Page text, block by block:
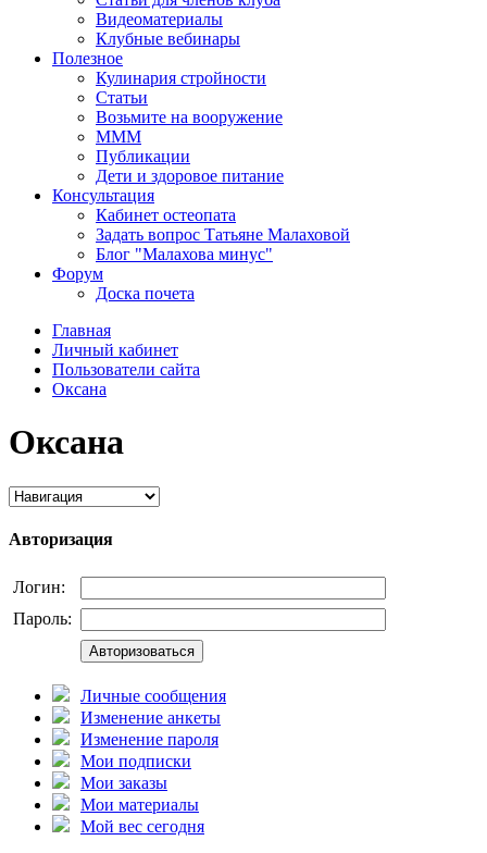
Видеоматериалы
Клубные вебинары
Полезное
Кулинария стройности
Статьи
Возьмите на вооружение
МММ
Публикации
Дети и здоровое питание
Консультация
Кабинет остеопата
Задать вопрос Татьяне Малаховой
Блог "Малахова минус"
Форум
Доска почета
Главная
Личный кабинет
Пользователи сайта
Оксана
Оксана
Авторизация
Логин:
Пароль:
Авторизоваться
Личные сообщения
Изменение анкеты
Изменение пароля
Мои подписки
Мои заказы
Мои материалы
Мой вес сегодня